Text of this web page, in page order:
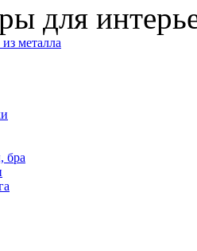
для
металла
бра